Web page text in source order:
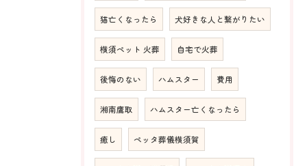
猫亡くなったら 犬好きな人と繋がりたい
横須ペット 火葬 自宅で火葬
後悔のない ハムスター 費用
湘南鷹取 ハムスター亡くなったら
癒し ペッタ葬儀横須賀